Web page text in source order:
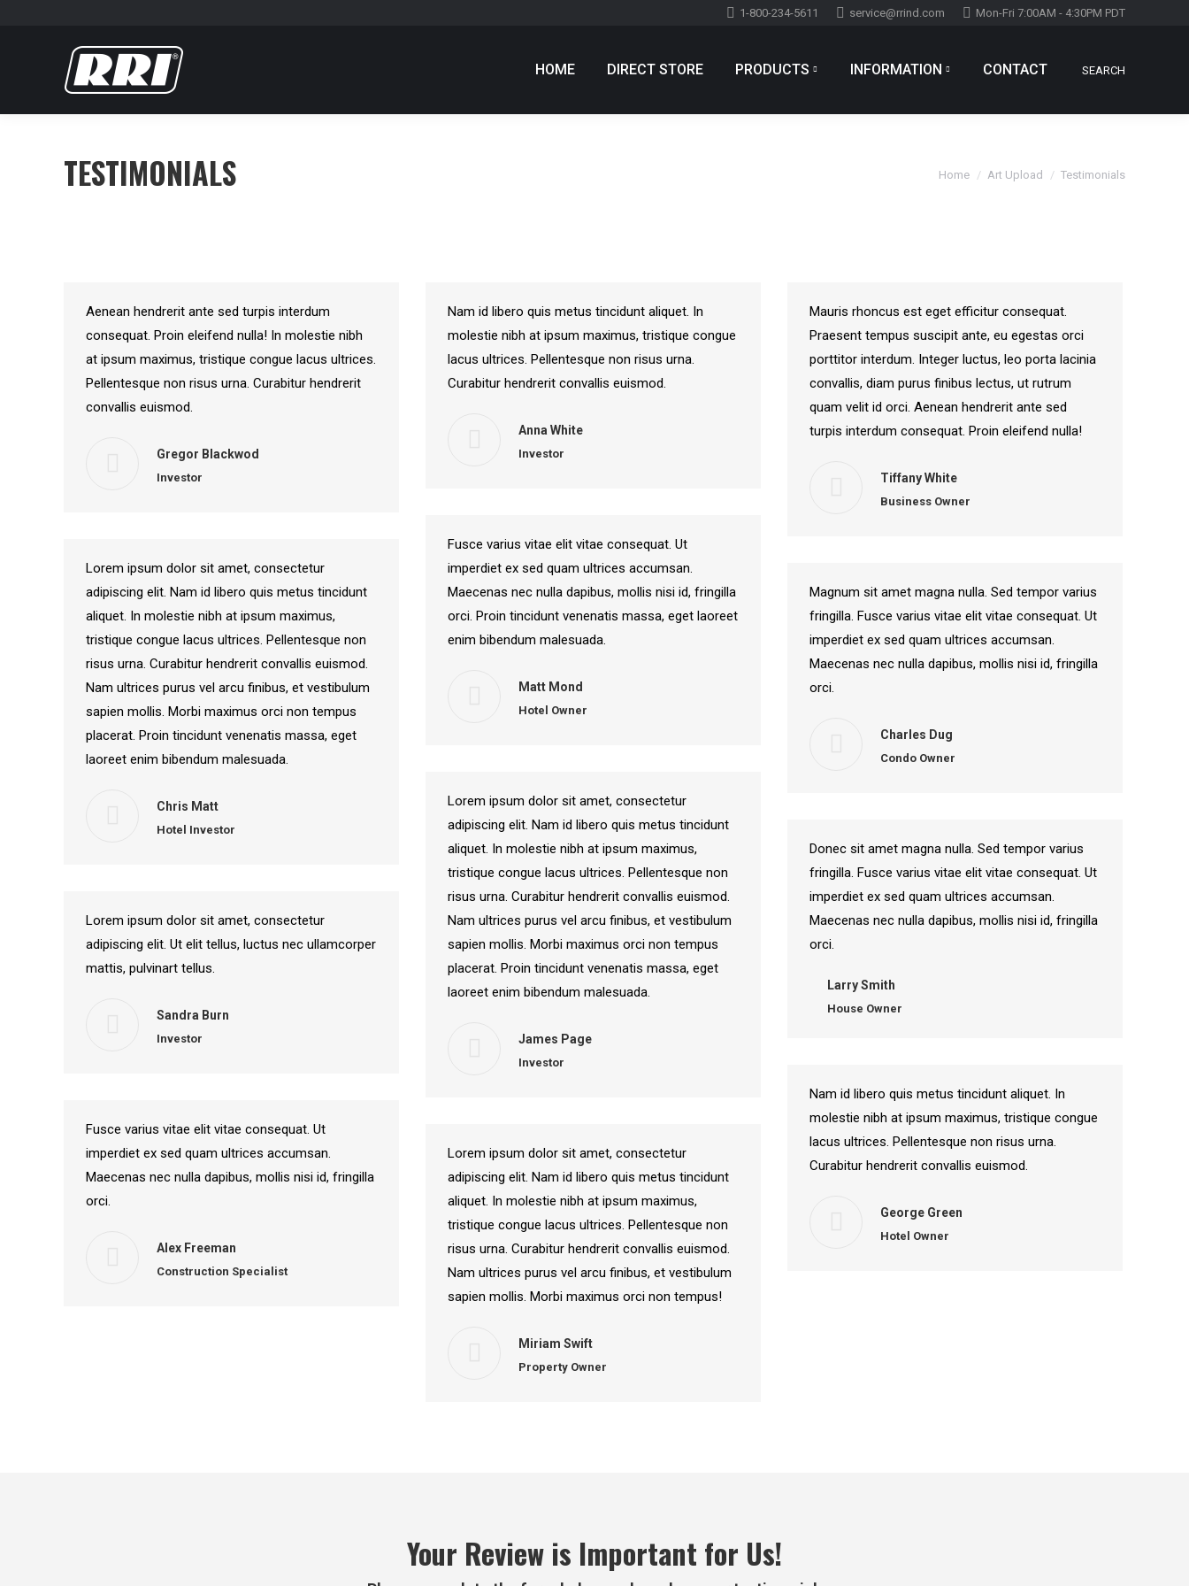
1-800-234-5611 service@rrind.com Mon-Fri 7:00AM - 4:30PM PDT
HOME DIRECT STORE PRODUCTS INFORMATION CONTACT Search:
SEARCH
TESTIMONIALS You are here:
Home Art Upload Testimonials
Aenean hendrerit ante sed turpis interdum
consequat. Proin eleifend nulla! In molestie nibh
at ipsum maximus, tristique congue lacus ultrices.
Pellentesque non risus urna. Curabitur hendrerit
convallis euismod.
Gregor Blackwod
Investor
Nam id libero quis metus tincidunt aliquet. In
molestie nibh at ipsum maximus, tristique congue
lacus ultrices. Pellentesque non risus urna.
Curabitur hendrerit convallis euismod.
Anna White
Investor
Mauris rhoncus est eget efficitur consequat.
Praesent tempus suscipit ante, eu egestas orci
porttitor interdum. Integer luctus, leo porta lacinia
convallis, diam purus finibus lectus, ut rutrum
quam velit id orci. Aenean hendrerit ante sed
turpis interdum consequat. Proin eleifend nulla!
Tiffany White
Business Owner
Fusce varius vitae elit vitae consequat. Ut
imperdiet ex sed quam ultrices accumsan.
Maecenas nec nulla dapibus, mollis nisi id, fringilla
orci. Proin tincidunt venenatis massa, eget laoreet
enim bibendum malesuada.
Matt Mond
Hotel Owner
Lorem ipsum dolor sit amet, consectetur
adipiscing elit. Nam id libero quis metus tincidunt
aliquet. In molestie nibh at ipsum maximus,
tristique congue lacus ultrices. Pellentesque non
risus urna. Curabitur hendrerit convallis euismod.
Nam ultrices purus vel arcu finibus, et vestibulum
sapien mollis. Morbi maximus orci non tempus
placerat. Proin tincidunt venenatis massa, eget
laoreet enim bibendum malesuada.
Chris Matt
Hotel Investor
Magnum sit amet magna nulla. Sed tempor varius
fringilla. Fusce varius vitae elit vitae consequat. Ut
imperdiet ex sed quam ultrices accumsan.
Maecenas nec nulla dapibus, mollis nisi id, fringilla
orci.
Charles Dug
Condo Owner
Lorem ipsum dolor sit amet, consectetur
adipiscing elit. Nam id libero quis metus tincidunt
aliquet. In molestie nibh at ipsum maximus,
tristique congue lacus ultrices. Pellentesque non
risus urna. Curabitur hendrerit convallis euismod.
Nam ultrices purus vel arcu finibus, et vestibulum
sapien mollis. Morbi maximus orci non tempus
placerat. Proin tincidunt venenatis massa, eget
laoreet enim bibendum malesuada.
James Page
Investor
Donec sit amet magna nulla. Sed tempor varius
fringilla. Fusce varius vitae elit vitae consequat. Ut
imperdiet ex sed quam ultrices accumsan.
Maecenas nec nulla dapibus, mollis nisi id, fringilla
orci.
Larry Smith
House Owner
Lorem ipsum dolor sit amet, consectetur
adipiscing elit. Ut elit tellus, luctus nec ullamcorper
mattis, pulvinart tellus.
Sandra Burn
Investor
Nam id libero quis metus tincidunt aliquet. In
molestie nibh at ipsum maximus, tristique congue
lacus ultrices. Pellentesque non risus urna.
Curabitur hendrerit convallis euismod.
George Green
Hotel Owner
Fusce varius vitae elit vitae consequat. Ut
imperdiet ex sed quam ultrices accumsan.
Maecenas nec nulla dapibus, mollis nisi id, fringilla
orci.
Alex Freeman
Construction Specialist
Lorem ipsum dolor sit amet, consectetur
adipiscing elit. Nam id libero quis metus tincidunt
aliquet. In molestie nibh at ipsum maximus,
tristique congue lacus ultrices. Pellentesque non
risus urna. Curabitur hendrerit convallis euismod.
Nam ultrices purus vel arcu finibus, et vestibulum
sapien mollis. Morbi maximus orci non tempus!
Miriam Swift
Property Owner
Your Review is Important for Us!